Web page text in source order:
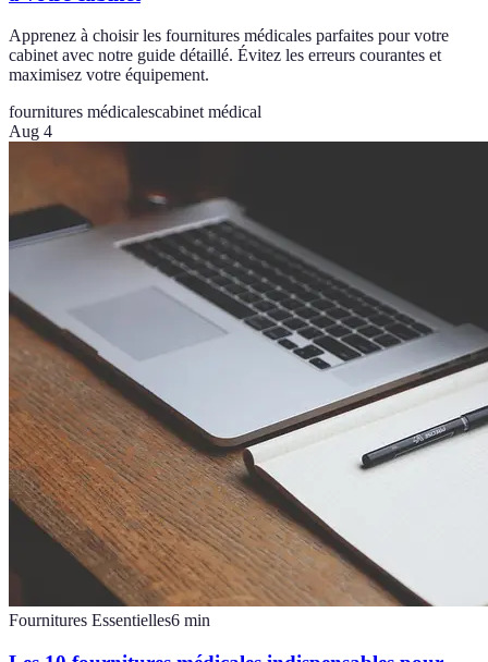
Apprenez à choisir les fournitures médicales parfaites pour votre
cabinet avec notre guide détaillé. Évitez les erreurs courantes et
maximisez votre équipement.
fournitures médicalescabinet médical
Aug 4
Fournitures Essentielles6 min